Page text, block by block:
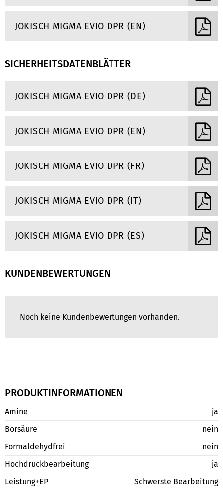
JOKISCH MIGMA EVIO DPR (EN)
SICHERHEITSDATENBLÄTTER
JOKISCH MIGMA EVIO DPR (DE)
JOKISCH MIGMA EVIO DPR (EN)
JOKISCH MIGMA EVIO DPR (FR)
JOKISCH MIGMA EVIO DPR (IT)
JOKISCH MIGMA EVIO DPR (ES)
KUNDENBEWERTUNGEN
Noch keine Kundenbewertungen vorhanden.
PRODUKTINFORMATIONEN
Amine
ja
Borsäure
nein
Formaldehydfrei
nein
Hochdruckbearbeitung
ja
Leistung+EP
Schwerste Bearbeitung